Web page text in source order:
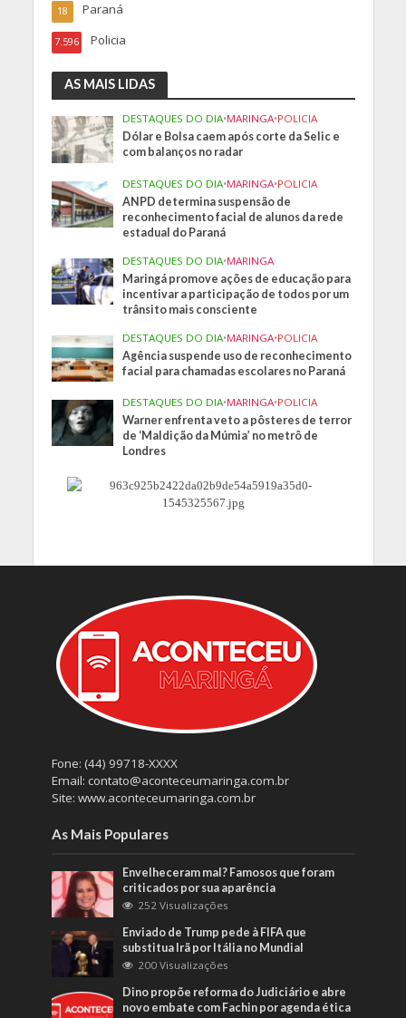
Paraná
18
Policia
7.596
AS MAIS LIDAS
DESTAQUES DO DIA•MARINGA•POLICIA
Dólar e Bolsa caem após corte da Selic e
com balanços no radar
DESTAQUES DO DIA•MARINGA•POLICIA
ANPD determina suspensão de
reconhecimento facial de alunos da rede
estadual do Paraná
DESTAQUES DO DIA•MARINGA
Maringá promove ações de educação para
incentivar a participação de todos por um
trânsito mais consciente
DESTAQUES DO DIA•MARINGA•POLICIA
Agência suspende uso de reconhecimento
facial para chamadas escolares no Paraná
DESTAQUES DO DIA•MARINGA•POLICIA
Warner enfrenta veto a pôsteres de terror
de ‘Maldição da Múmia’ no metrô de
Londres
Fone: (44) 99718-XXXX
Email: contato@aconteceumaringa.com.br
Site: www.aconteceumaringa.com.br
As Mais Populares
Envelheceram mal? Famosos que foram
criticados por sua aparência
252 Visualizações
Enviado de Trump pede à FIFA que
substitua Irã por Itália no Mundial
200 Visualizações
Dino propõe reforma do Judiciário e abre
novo embate com Fachin por agenda ética